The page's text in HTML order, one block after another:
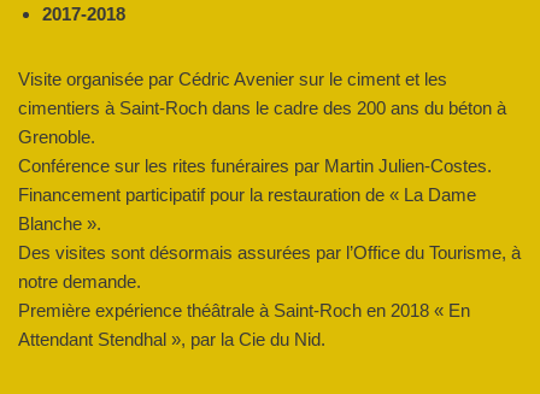
2017-2018
Visite organisée par Cédric Avenier sur le ciment et les
cimentiers à Saint-Roch dans le cadre des 200 ans du béton à
Grenoble.
Conférence sur les rites funéraires par Martin Julien-Costes.
Financement participatif pour la restauration de « La Dame
Blanche ».
Des visites sont désormais assurées par l’Office du Tourisme, à
notre demande.
Première expérience théâtrale à Saint-Roch en 2018 « En
Attendant Stendhal », par la Cie du Nid.